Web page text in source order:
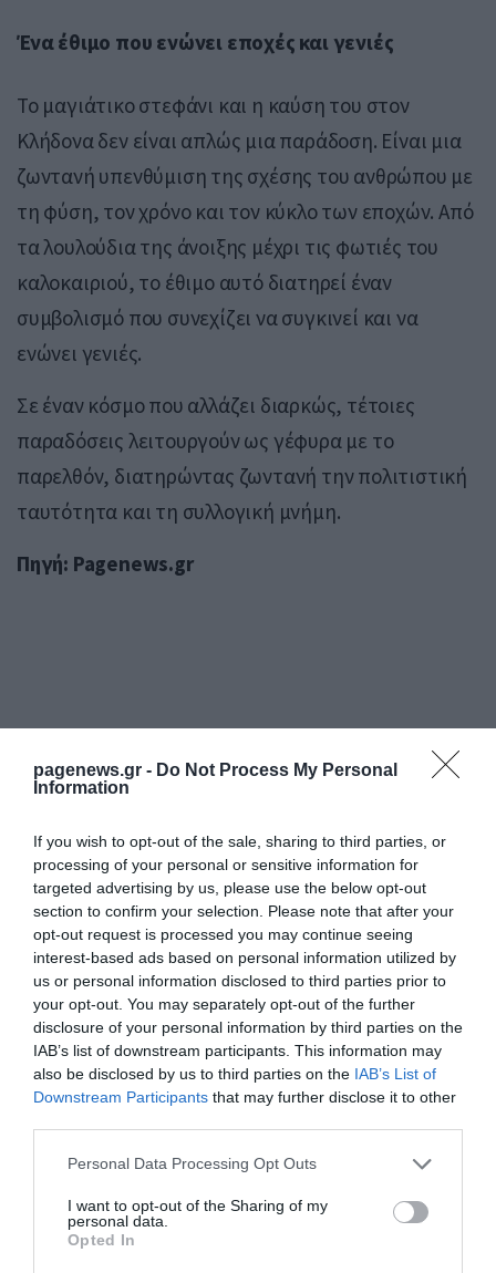
pagenews.gr - Do Not Process My Personal
Information
If you wish to opt-out of the sale, sharing to third parties, or
processing of your personal or sensitive information for
targeted advertising by us, please use the below opt-out
section to confirm your selection. Please note that after your
opt-out request is processed you may continue seeing
interest-based ads based on personal information utilized by
us or personal information disclosed to third parties prior to
your opt-out. You may separately opt-out of the further
disclosure of your personal information by third parties on the
IAB’s list of downstream participants. This information may
also be disclosed by us to third parties on the IAB’s List of
Downstream Participants that may further disclose it to other
Please note that this website/app uses one or more Google
not limited to your visit or usage behaviour. You may click to
grant or deny consent to Google and its third-party tags to
use your data for below specified purposes in below Google
Personal Data Processing Opt Outs
I want to opt-out of the Sharing of my
personal data.
Opted In
Ένα έθιμο που ενώνει εποχές και γενιές
Το μαγιάτικο στεφάνι και η καύση του στον
Κλήδονα δεν είναι απλώς μια παράδοση. Είναι μια
ζωντανή υπενθύμιση της σχέσης του ανθρώπου με
τη φύση, τον χρόνο και τον κύκλο των εποχών. Από
τα λουλούδια της άνοιξης μέχρι τις φωτιές του
καλοκαιριού, το έθιμο αυτό διατηρεί έναν
συμβολισμό που συνεχίζει να συγκινεί και να
ενώνει γενιές.
Σε έναν κόσμο που αλλάζει διαρκώς, τέτοιες
παραδόσεις λειτουργούν ως γέφυρα με το
παρελθόν, διατηρώντας ζωντανή την πολιτιστική
ταυτότητα και τη συλλογική μνήμη.
Πηγή: Pagenews.gr
Ο ΣΥΝΤΑΚΤΗΣ
PAGENEWS EDITOR
ΣΥΝΤΑΚΤΗΣ ΕΙΔΗΣΕΩΝ
Δημοσιογράφος με εμπειρία στη σύνταξη και
επιμέλεια ειδησεογραφικού περιεχομένου, με
έμφαση στη ροή της καθημερινής επικαιρότητας
και την άμεση κάλυψη των σημαντικότερων
εξελίξεων στην Ελλάδα και το εξωτερικό.
Ασχολείται με πολιτικά, κοινωνικά, οικονομικά
και γενικού ενδιαφέροντος θέματα,